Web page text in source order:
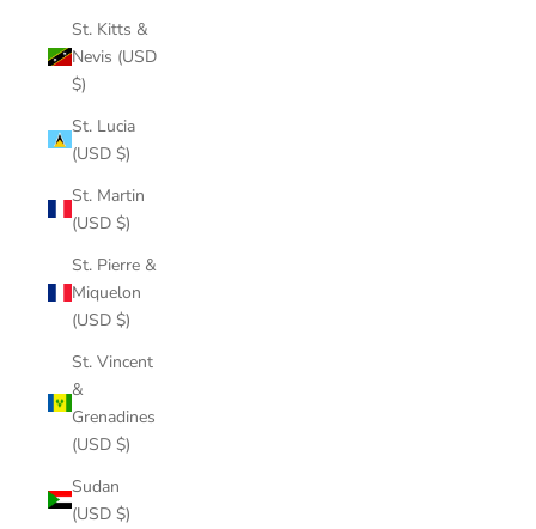
St. Kitts &
Nevis (USD
$)
St. Lucia
(USD $)
St. Martin
(USD $)
St. Pierre &
Miquelon
(USD $)
St. Vincent
&
Grenadines
(USD $)
Sudan
(USD $)